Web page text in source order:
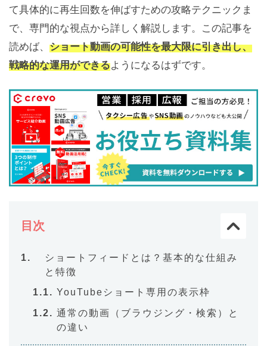
て具体的に再生回数を伸ばすための攻略テクニックま
で、専門的な視点から詳しく解説します。この記事を
読めば、 ショート動画の可能性を最大限に引き出し、
戦略的な運用ができるようになるはずです。
目次
ショートフィードとは？基本的な仕組み
と特徴
YouTubeショート専用の表示枠
通常の動画（ブラウジング・検索）と
の違い